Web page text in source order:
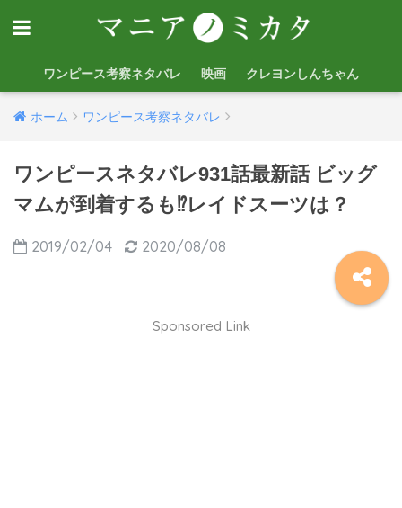
ワンピース考察ネタバレ 映画 クレヨンしんちゃん
ホーム ワンピース考察ネタバレ
ワンピースネタバレ931話最新話 ビッグ
マムが到着するも⁉︎レイドスーツは？
2019/02/04 2020/08/08
Sponsored Link